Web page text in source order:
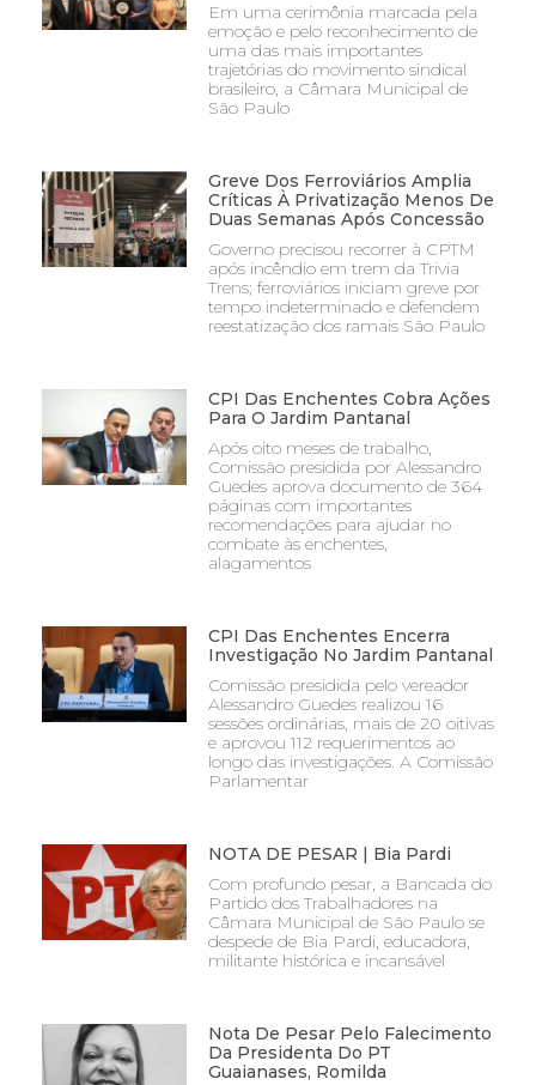
Em uma cerimônia marcada pela
emoção e pelo reconhecimento de
uma das mais importantes
trajetórias do movimento sindical
brasileiro, a Câmara Municipal de
São Paulo
Greve Dos Ferroviários Amplia
Críticas À Privatização Menos De
Duas Semanas Após Concessão
Governo precisou recorrer à CPTM
após incêndio em trem da Trivia
Trens; ferroviários iniciam greve por
tempo indeterminado e defendem
reestatização dos ramais São Paulo
CPI Das Enchentes Cobra Ações
Para O Jardim Pantanal
Após oito meses de trabalho,
Comissão presidida por Alessandro
Guedes aprova documento de 364
páginas com importantes
recomendações para ajudar no
combate às enchentes,
alagamentos
CPI Das Enchentes Encerra
Investigação No Jardim Pantanal
Comissão presidida pelo vereador
Alessandro Guedes realizou 16
sessões ordinárias, mais de 20 oitivas
e aprovou 112 requerimentos ao
longo das investigações. A Comissão
Parlamentar
NOTA DE PESAR | Bia Pardi
Com profundo pesar, a Bancada do
Partido dos Trabalhadores na
Câmara Municipal de São Paulo se
despede de Bia Pardi, educadora,
militante histórica e incansável
Nota De Pesar Pelo Falecimento
Da Presidenta Do PT
Guaianases, Romilda